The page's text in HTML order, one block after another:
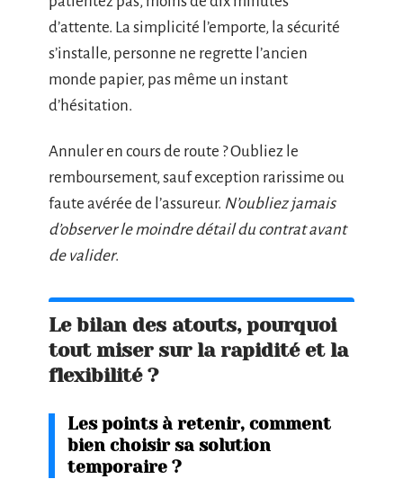
d’attente. La simplicité l’emporte, la sécurité
s’installe, personne ne regrette l’ancien
monde papier, pas même un instant
d’hésitation.
Annuler en cours de route ? Oubliez le
remboursement, sauf exception rarissime ou
faute avérée de l’assureur. N’oubliez jamais
d’observer le moindre détail du contrat avant
de valider.
Le bilan des atouts, pourquoi
tout miser sur la rapidité et la
flexibilité ?
Les points à retenir, comment
bien choisir sa solution
temporaire ?